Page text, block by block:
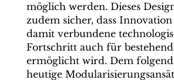
möglich werden. Dieses
zudem sicher, dass
damit verbundene
Fortschritt auch für
ermöglicht wird. Dem folgend
heutige